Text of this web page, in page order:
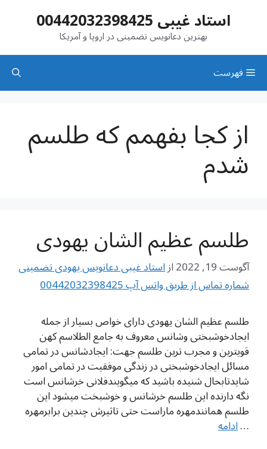
استاد غیبی 00442032398425
بهترین دعانویس تضمینی در اروپا و آمریکا
فهرست
از کجا بفهمم که طلسم
شدم
طلسم عظیم الشان یهودی
آگوست 19, 2022 ازاستاد غیبی دعانویس یهودی تضمینی
شماره تماس از طریق واتس آپ 00442032398425
طلسم عظیم الشان یهودی دارای خواص بسیار از جمله
ایجادخوشبختی وشانس معروف به جامع الطلاسم کهن
قویترین و مجرب ترین طلسم جهت: ایجادشانس در تمامی
مسائل ایجادخوشبختی در زندگی موفقیت در تمامی امور
شایدتابحال شنیده باشید که میگویندفلانی خرشانس است
نگه دارنده این طلسم خرشانس و خوشبخت میشود این
طلسم همانندمهره ماراست حتی تاثیرش چندین برابرمهره
…ادامه